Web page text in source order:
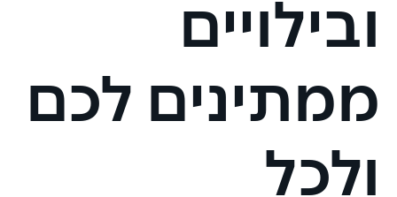
ובילויים
ממתינים לכם
ולכל